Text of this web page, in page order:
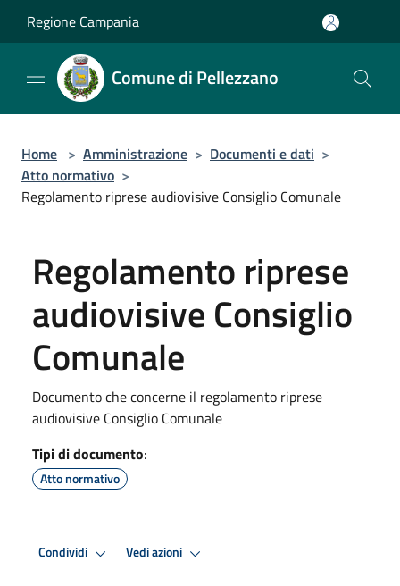
Regione Campania
Comune di Pellezzano
Home > Amministrazione > Documenti e dati >
Atto normativo >
Regolamento riprese audiovisive Consiglio Comunale
Regolamento riprese
audiovisive Consiglio
Comunale
Documento che concerne il regolamento riprese
audiovisive Consiglio Comunale
Tipi di documento:
Atto normativo
Condividi Vedi azioni